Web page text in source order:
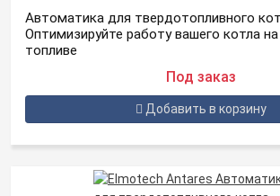
Автоматика для твердотопливного
Оптимизируйте работу вашего котла
топливе
Под заказ
Добавить в корзину